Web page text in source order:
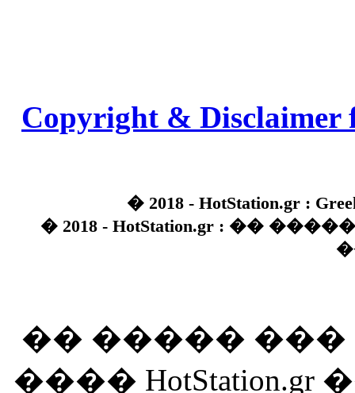
Copyright & Disclaimer
� 2018 - HotStation.gr :
� 2018 - HotStation.gr : ��
�� �����
����